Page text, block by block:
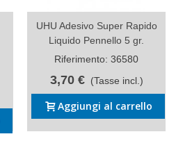
UHU Adesivo Super Rapido
Liquido Pennello 5 gr.
Riferimento: 36580
3,70 € (Tasse incl.)
Aggiungi al carrello